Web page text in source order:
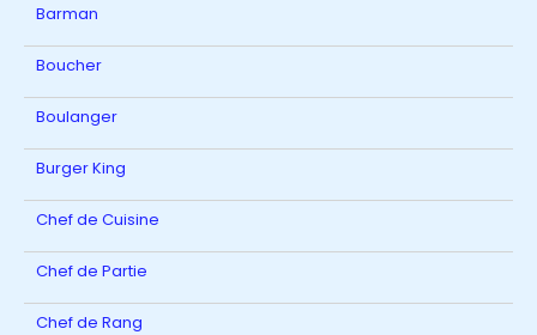
Barman
Boucher
Boulanger
Burger King
Chef de Cuisine
Chef de Partie
Chef de Rang